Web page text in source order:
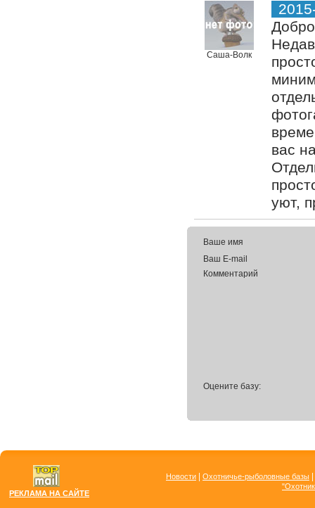
Саша-Волк
вас
уют,
Ваше имя
Ваш E-mail
Комментарий
Оцените базу:
РЕКЛАМА НА САЙТЕ
Новости Охотничье-рыболовные базы